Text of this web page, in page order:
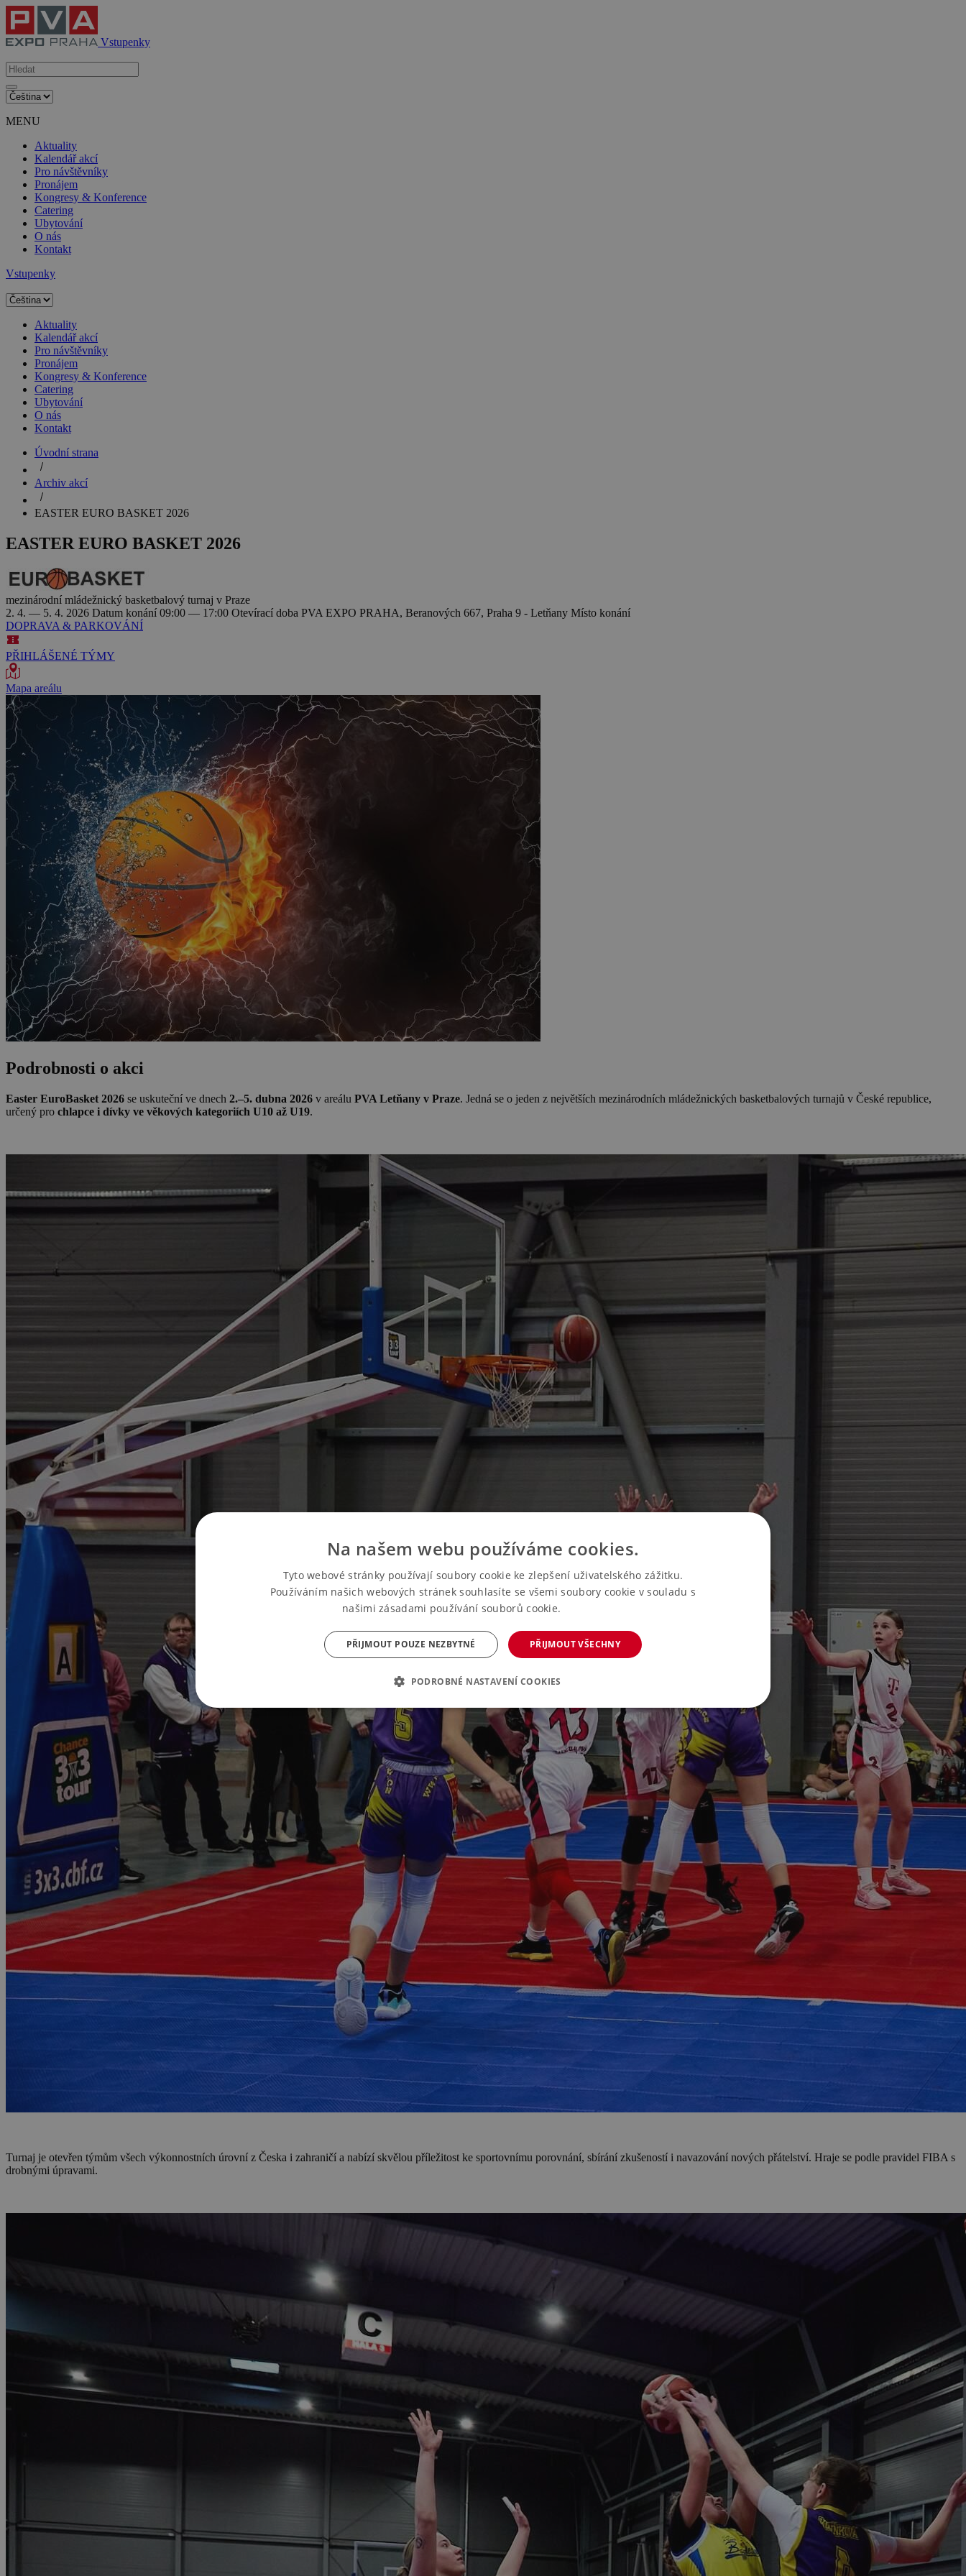
Vstupenky
MENU
Aktuality
Kalendář akcí
Pro návštěvníky
Pronájem
Kongresy & Konference
Catering
Ubytování
O nás
Kontakt
Vstupenky
Aktuality
Kalendář akcí
Pro návštěvníky
Pronájem
Kongresy & Konference
Catering
Ubytování
O nás
Kontakt
Úvodní strana
Archiv akcí
EASTER EURO BASKET 2026
EASTER EURO BASKET 2026
mezinárodní mládežnický basketbalový turnaj v Praze
2. 4. — 5. 4. 2026 Datum konání 09:00 — 17:00 Otevírací doba PVA EXPO PRAHA, Beranových 667, Praha 9 - Letňany Místo konání
DOPRAVA & PARKOVÁNÍ
PŘIHLÁŠENÉ TÝMY
Mapa areálu
Podrobnosti o akci
Easter EuroBasket 2026 se uskuteční ve dnech 2.–5. dubna 2026 v areálu PVA Letňany v Praze. Jedná se o jeden z největších mezinárodních mládežnických basketbalových turnajů v České republice,
určený pro chlapce i dívky ve věkových kategoriích U10 až U19.
Turnaj je otevřen týmům všech výkonnostních úrovní z Česka i zahraničí a nabízí skvělou příležitost ke sportovnímu porovnání, sbírání zkušeností i navazování nových přátelství. Hraje se podle pravidel FIBA s
drobnými úpravami.
Na našem webu používáme cookies.
Tyto webové stránky používají soubory cookie ke zlepšení uživatelského zážitku.
Používáním našich webových stránek souhlasíte se všemi soubory cookie v souladu s
našimi zásadami používání souborů cookie.
PŘIJMOUT VŠECHNY
PŘIJMOUT POUZE NEZBYTNÉ
PODROBNÉ NASTAVENÍ COOKIES